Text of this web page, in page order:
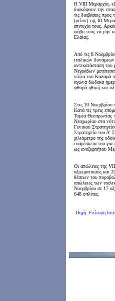
Η VIII Μεραρχία,
διακόψουν την
τις διαβάσεις
(μείον) της III
επιτυχία τους.
φόβο τους να μην
Ελαίας.
Από τις 8
ιταλικών δυνάμεων
αντικατάσταση
Νεγράδων
νότια του Καλαμά
αγώνα δώδεκα
φθορά ηθική και
Στις 10 Νοεμβρίου
Κατά τις τρεις
Τομέα Θεσπρωτίας
Νεοχωρίου στα
Γενικού
Στρατηγείο του Α'
χιλιόμετρο της
ευαρέσκεια του για
ως ανεξαρτήτου
Οι απώλειες της
αξιωματικούς και
θέσεων του
απώλειες των
Νοεμβρίου σε 17
648 οπλίτες.
Πηγή: Επίτομη